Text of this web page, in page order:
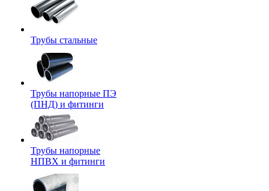
Трубы стальные
Трубы напорные ПЭ
(ПНД) и фитинги
Трубы напорные
НПВХ и фитинги